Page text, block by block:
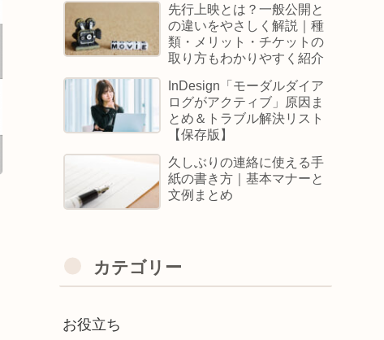
先行上映とは？一般公開と
の違いをやさしく解説｜種
類・メリット・チケットの
取り方もわかりやすく紹介
InDesign「モーダルダイア
ログがアクティブ」原因ま
とめ＆トラブル解決リスト
【保存版】
久しぶりの連絡に使える手
紙の書き方｜基本マナーと
文例まとめ
カテゴリー
お役立ち